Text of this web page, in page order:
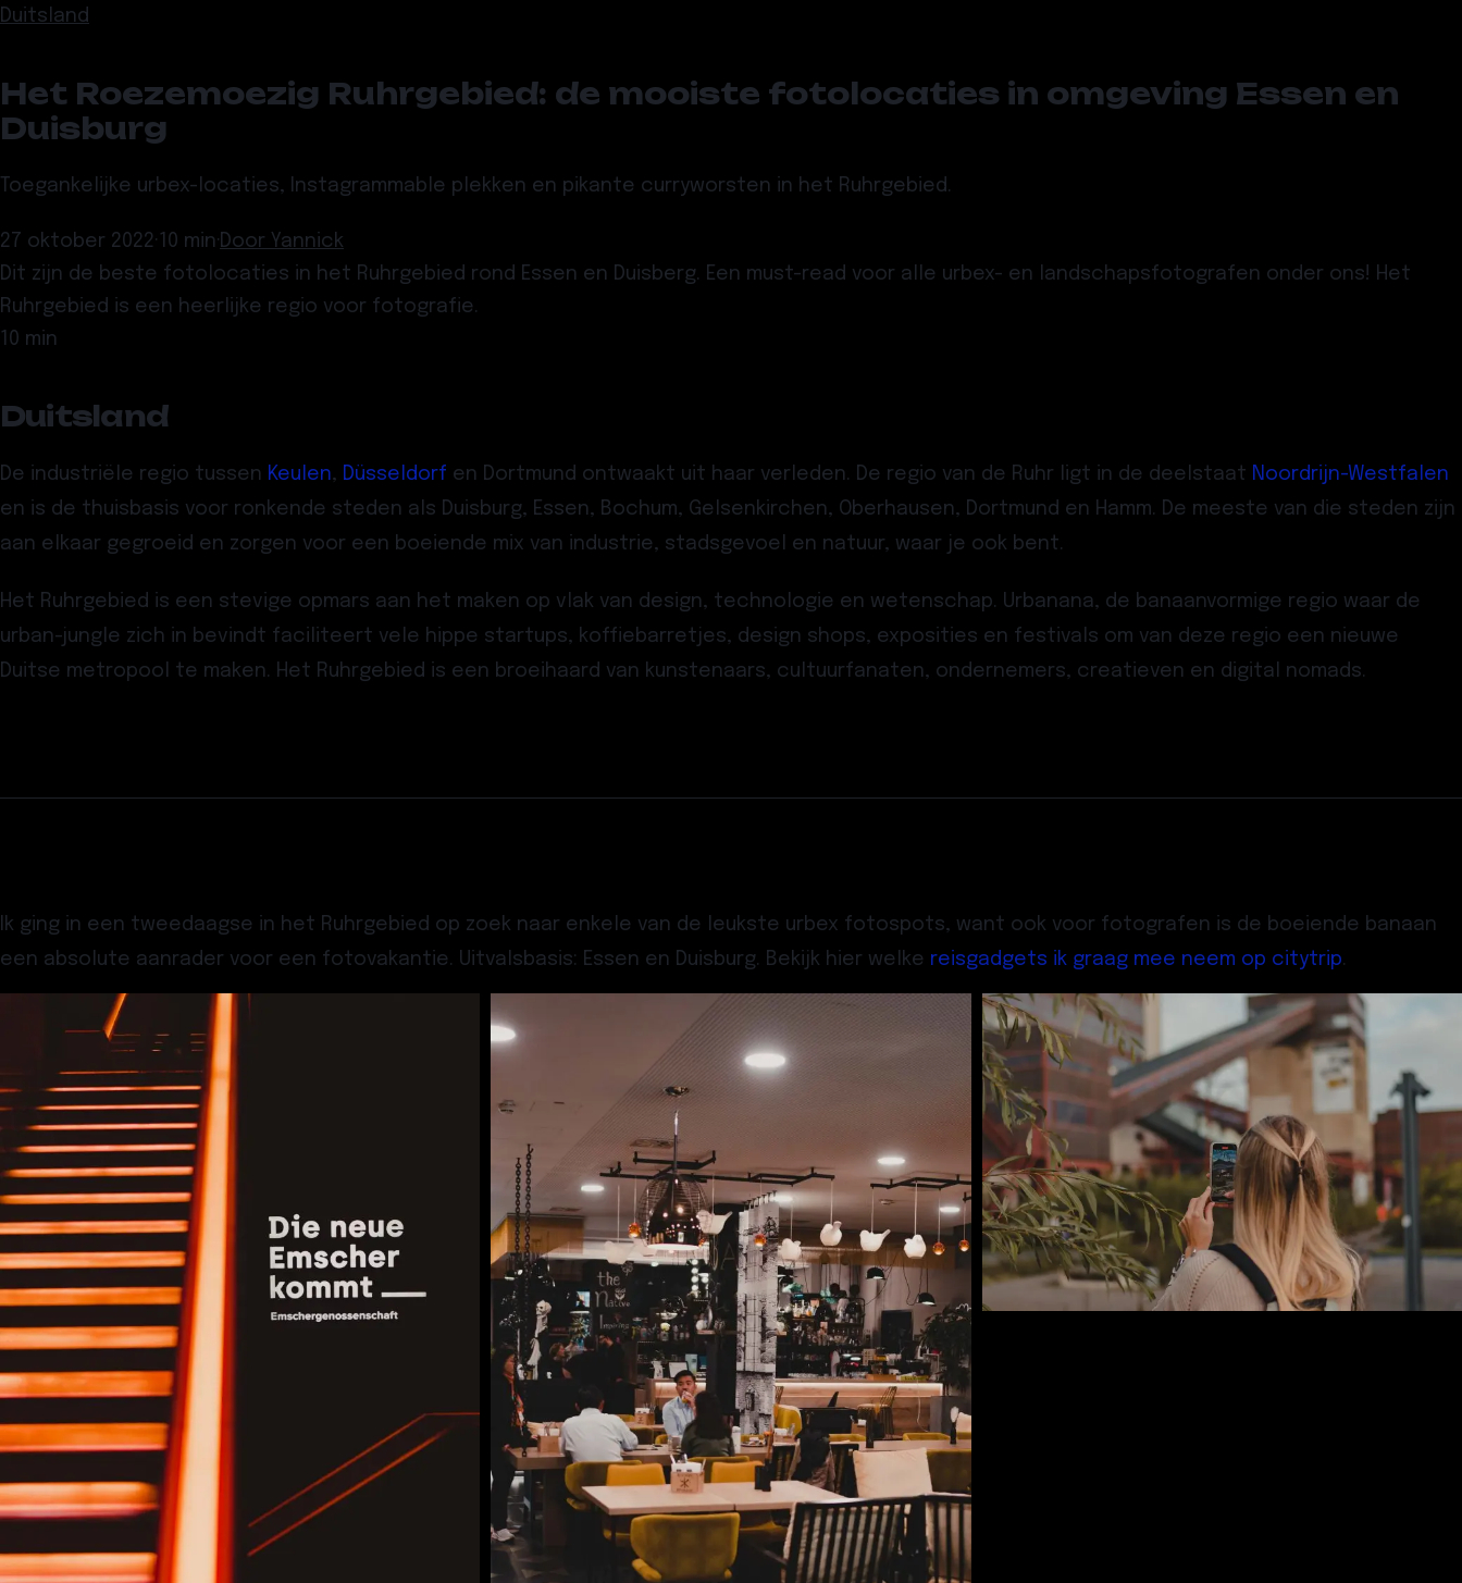
Duitsland
Het Roezemoezig Ruhrgebied: de mooiste fotolocaties in omgeving Essen en
Duisburg
Toegankelijke urbex-locaties, Instagrammable plekken en pikante curryworsten in het Ruhrgebied.
27 oktober 2022· 10 min· Door Yannick
Dit zijn de beste fotolocaties in het Ruhrgebied rond Essen en Duisberg. Een must-read voor alle urbex- en landschapsfotografen onder ons! Het
Ruhrgebied is een heerlijke regio voor fotografie.
10 min
Duitsland
De industriële regio tussen Keulen, Düsseldorf en Dortmund ontwaakt uit haar verleden. De regio van de Ruhr ligt in de deelstaat Noordrijn-Westfalen
en is de thuisbasis voor ronkende steden als Duisburg, Essen, Bochum, Gelsenkirchen, Oberhausen, Dortmund en Hamm. De meeste van die steden zijn
aan elkaar gegroeid en zorgen voor een boeiende mix van industrie, stadsgevoel en natuur, waar je ook bent.
Het Ruhrgebied is een stevige opmars aan het maken op vlak van design, technologie en wetenschap. Urbanana, de banaanvormige regio waar de
urban-jungle zich in bevindt faciliteert vele hippe startups, koffiebarretjes, design shops, exposities en festivals om van deze regio een nieuwe
Duitse metropool te maken. Het Ruhrgebied is een broeihaard van kunstenaars, cultuurfanaten, ondernemers, creatieven en digital nomads.
Ik ging in een tweedaagse in het Ruhrgebied op zoek naar enkele van de leukste urbex fotospots, want ook voor fotografen is de boeiende banaan
een absolute aanrader voor een fotovakantie. Uitvalsbasis: Essen en Duisburg. Bekijk hier welke reisgadgets ik graag mee neem op citytrip.